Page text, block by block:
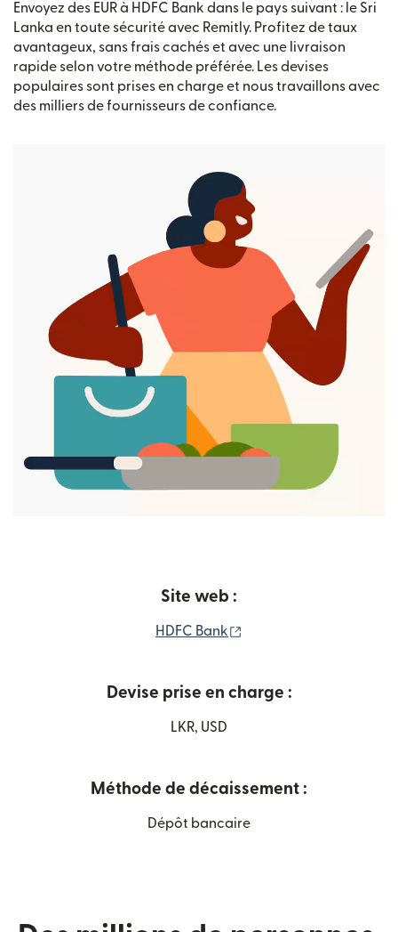
Envoyez des EUR à HDFC Bank dans le pays suivant : le Sri
Lanka en toute sécurité avec Remitly. Profitez de taux
avantageux, sans frais cachés et avec une livraison
rapide selon votre méthode préférée. Les devises
populaires sont prises en charge et nous travaillons avec
des milliers de fournisseurs de confiance.
Site web :
HDFC Bank
Devise prise en charge :
LKR, USD
Méthode de décaissement :
Dépôt bancaire